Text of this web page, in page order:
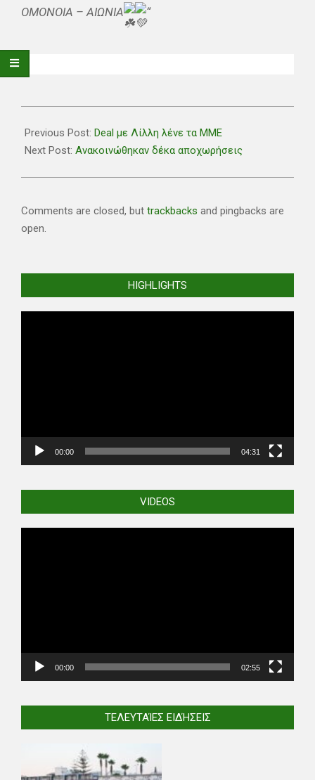
ΟΜΟΝΟΙΑ – ΑΙΩΝΙΑ
“
06-
03
Previous Post: Deal με Λίλλη λένε τα MME
Next Post: Ανακοινώθηκαν δέκα αποχωρήσεις
Comments are closed, but trackbacks and pingbacks are
open.
HIGHLIGHTS
00:00 04:31
VIDEOS
00:00 02:55
ΤΕΛΕΥΤΑΊΕΣ ΕΙΔΉΣΕΙΣ